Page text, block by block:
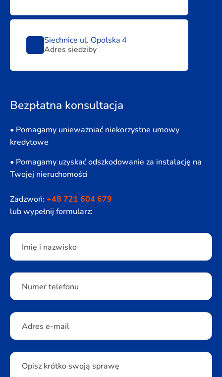
Siechnice ul. Opolska 4
Adres siedziby
Bezpłatna konsultacja
• Pomagamy unieważniać niekorzystne umowy
kredytowe
• Pomagamy uzyskać odszkodowanie za instalację na
Twojej nieruchomości
Zadzwoń: +48 721 604 679
lub wypełnij formularz:
Please leave this field empty.
Imię i nazwisko
Numer telefonu
Adres e-mail
Opisz krótko swoją sprawę